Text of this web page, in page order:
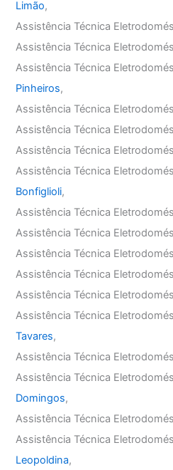
Limão,
Assistência Técnica
Assistência Técnica
Assistência Técnica
Pinheiros,
Assistência Técnica
Assistência Técnica
Assistência Técnica
Assistência Técnica
Bonfiglioli,
Assistência Técnica
Assistência Técnica
Assistência Técnica
Assistência Técnica
Assistência Técnica
Assistência Técnica
Tavares,
Assistência Técnica
Assistência Técnica
Domingos,
Assistência Técnica
Assistência Técnica
Leopoldina,